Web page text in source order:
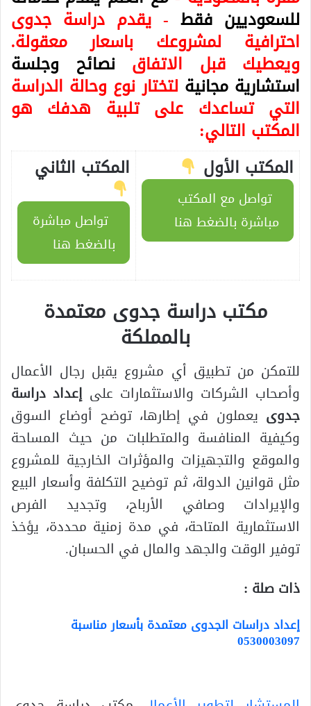
للسعوديين فقط- يقدم دراسة جدوى
احترافية لمشروعك باسعار معقولة.
ويعطيك قبل الاتفاق نصائح وجلسة
استشارية مجانية لتختار نوع وحالة الدراسة
التي تساعدك على تلبية هدفك هو
المكتب التالي:
المكتب الأول
تواصل مع المكتب
مباشرة بالضغط هنا
المكتب الثاني
تواصل مباشرة
بالضغط هنا
مكتب دراسة جدوى معتمدة
بالمملكة
للتمكن من تطبيق أي مشروع يقبل رجال الأعمال
وأصحاب الشركات والاستثمارات على إعداد دراسة
جدوى يعملون في إطارها، توضح أوضاع السوق
وكيفية المنافسة والمتطلبات من حيث المساحة
والموقع والتجهيزات والمؤثرات الخارجية للمشروع
مثل قوانين الدولة، ثم توضيح التكلفة وأسعار البيع
والإيرادات وصافي الأرباح، وتجديد الفرص
الاستثمارية المتاحة، في مدة زمنية محددة، يؤخذ
توفير الوقت والجهد والمال في الحسبان.
ذات صلة :
إعداد دراسات الجدوى معتمدة بأسعار مناسبة
0530003097